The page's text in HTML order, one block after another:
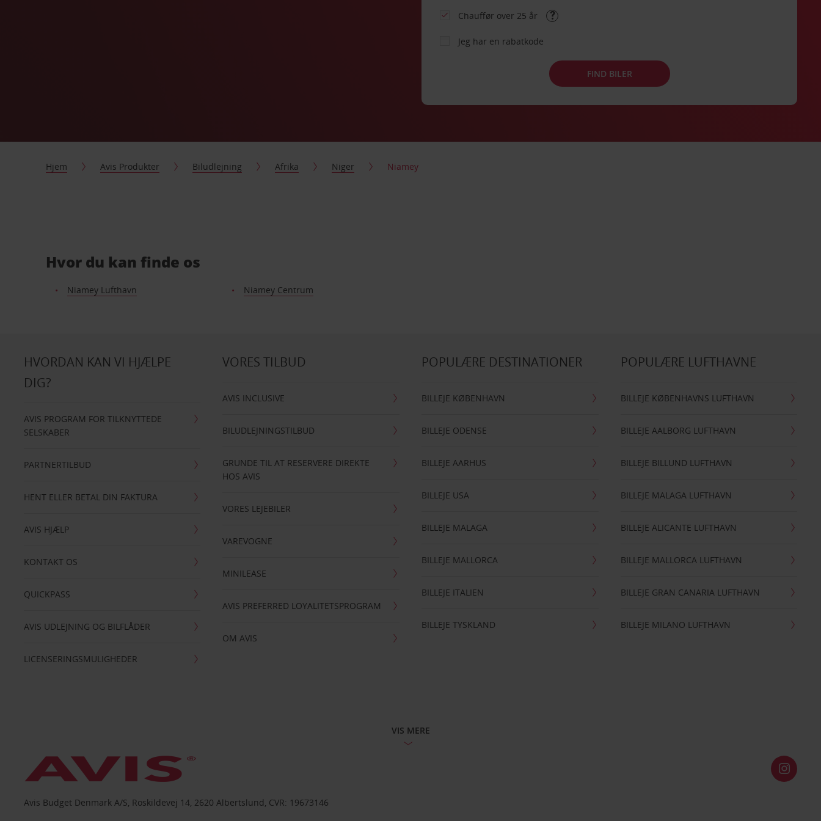
Chauffør over 25 år
Jeg har en rabatkode
FIND BILER
Hjem Avis Produkter Biludlejning Afrika Niger Niamey
Hvor du kan finde os
Niamey Lufthavn Niamey Centrum
HVORDAN KAN VI HJÆLPE
DIG?
AVIS PROGRAM FOR TILKNYTTEDE
SELSKABER
PARTNERTILBUD
HENT ELLER BETAL DIN FAKTURA
AVIS HJÆLP
KONTAKT OS
QUICKPASS
AVIS UDLEJNING OG BILFLÅDER
LICENSERINGSMULIGHEDER
VORES TILBUD
AVIS INCLUSIVE
BILUDLEJNINGSTILBUD
GRUNDE TIL AT RESERVERE DIREKTE
HOS AVIS
VORES LEJEBILER
VAREVOGNE
MINILEASE
AVIS PREFERRED LOYALITETSPROGRAM
OM AVIS
POPULÆRE DESTINATIONER
BILLEJE KØBENHAVN
BILLEJE ODENSE
BILLEJE AARHUS
BILLEJE USA
BILLEJE MALAGA
BILLEJE MALLORCA
BILLEJE ITALIEN
BILLEJE TYSKLAND
POPULÆRE LUFTHAVNE
BILLEJE KØBENHAVNS LUFTHAVN
BILLEJE AALBORG LUFTHAVN
BILLEJE BILLUND LUFTHAVN
BILLEJE MALAGA LUFTHAVN
BILLEJE ALICANTE LUFTHAVN
BILLEJE MALLORCA LUFTHAVN
BILLEJE GRAN CANARIA LUFTHAVN
BILLEJE MILANO LUFTHAVN
VIS MERE
Avis Budget Denmark A/S, Roskildevej 14, 2620 Albertslund, CVR: 19673146